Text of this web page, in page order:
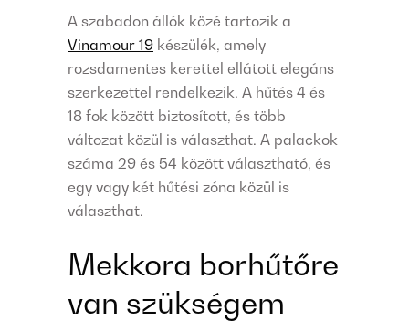
A szabadon állók közé tartozik a
Vinamour 19 készülék, amely
rozsdamentes kerettel ellátott elegáns
szerkezettel rendelkezik. A hűtés 4 és
18 fok között biztosított, és több
változat közül is választhat. A palackok
száma 29 és 54 között választható, és
egy vagy két hűtési zóna közül is
választhat.
Mekkora borhűtőre
van szükségem